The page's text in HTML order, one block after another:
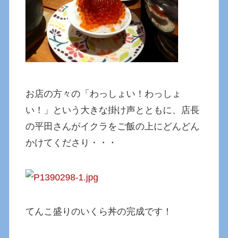
お店の方々の「わっしょい！わっしょ
い！」という大きな掛け声とともに、店長
の平田さんがイクラをご飯の上にどんどん
かけてくださり・・・
てんこ盛りのいくら丼の完成です！